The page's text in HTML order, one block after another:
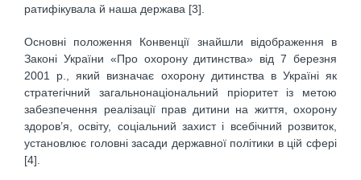
ратифікувала й наша держава [3].
Основні положення Конвенції знайшли відображення в
Законі України «Про охорону дитинства» від 7 березня
2001 р., який визначає охорону дитинства в Україні як
стратегічний загальнонаціональний пріоритет із метою
забезпечення реалізації прав дитини на життя, охорону
здоров’я, освіту, соціальний захист і всебічний розвиток,
установлює головні засади державної політики в цій сфері
[4].